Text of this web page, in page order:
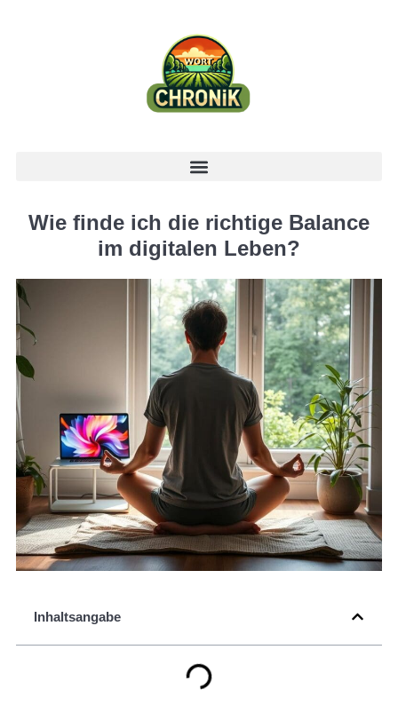
Wie finde ich die richtige Balance
im digitalen Leben?
Inhaltsangabe